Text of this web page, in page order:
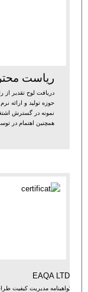
ریاست
دریافت لوح تقدیر
حوزه تولید و ارائه
نمونه در گسترش
همچنین اهتمام در
گواهینامه مدیریت کیفیت